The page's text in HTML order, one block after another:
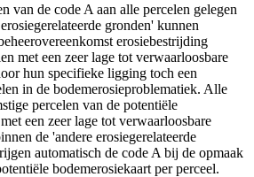
van de code A aan alle percelen gelegen
gronden' kunnen
erosiebestrijding
met een zeer lage tot verwaarloosbare
hun specifieke ligging toch een
in de bodemerosieproblematiek. Alle
percelen van de potentiële
een zeer lage tot verwaarloosbare
de 'andere erosiegerelateerde
automatisch de code A bij de opmaak
bodemerosiekaart per perceel.